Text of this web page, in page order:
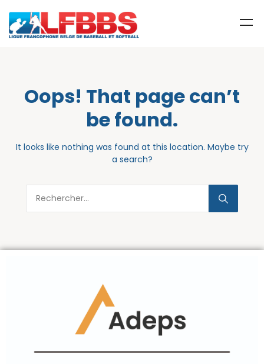
Oops! That page can’t
be found.
It looks like nothing was found at this location. Maybe try
a search?